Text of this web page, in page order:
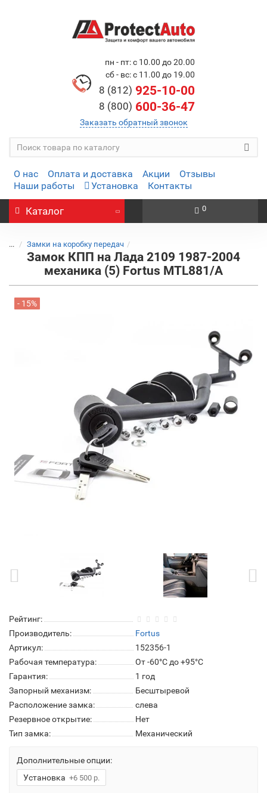
пн - пт: с 10.00 до 20.00
сб - вс: с 11.00 до 19.00
8 (812) 925-10-00
8 (800) 600-36-47
Заказать обратный звонок
О нас Оплата и доставка Акции
Отзывы
Наши работы
Установка Контакты
Каталог 0
... Замки на коробку передач
Замок КПП на Лада 2109 1987-2004
механика (5) Fortus MTL881/A
- 15%
Рейтинг:
Производитель:
Fortus
Артикул:
152356-1
Рабочая температура:
От -60°C до +95°C
Гарантия:
1 год
Запорный механизм:
Бесштыревой
Расположение замка:
слева
Резервное открытие:
Нет
Тип замка:
Механический
Дополнительные опции:
Установка +6 500 р.